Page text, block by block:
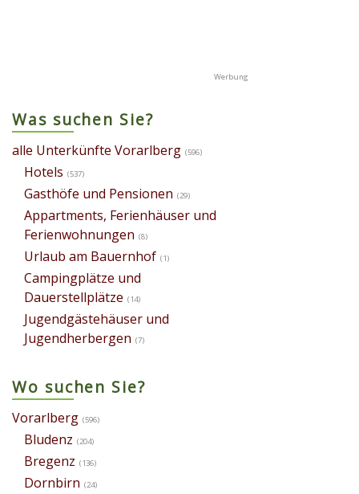
Was suchen Sie?
alle Unterkünfte Vorarlberg (596)
Hotels (537)
Gasthöfe und Pensionen (29)
Appartments, Ferienhäuser und
Ferienwohnungen (8)
Urlaub am Bauernhof (1)
Campingplätze und
Dauerstellplätze (14)
Jugendgästehäuser und
Jugendherbergen (7)
Wo suchen Sie?
Vorarlberg (596)
Bludenz (204)
Bregenz (136)
Dornbirn (24)